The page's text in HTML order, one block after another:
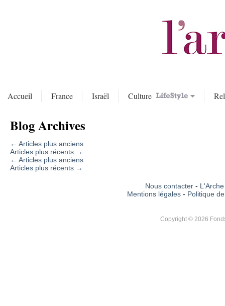
Accueil France Israël Culture
Blog Archives
← Articles plus anciens
Articles plus récents →
← Articles plus anciens
Articles plus récents →
Nous contacter-
Mentions légales - Politique
Copyright © 2026